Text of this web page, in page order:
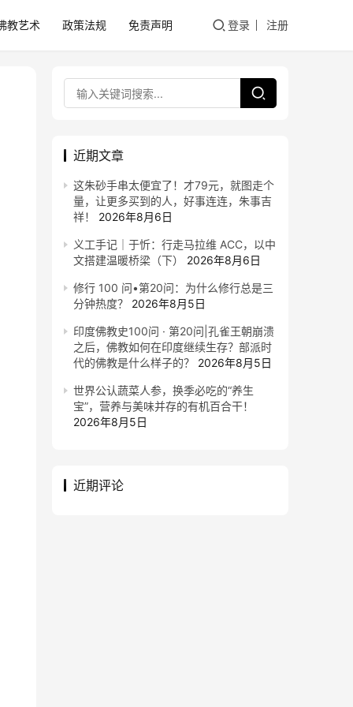
教艺术 政策法规 免责声明 登录 注册
近期文章
这朱砂手串太便宜了！才79元，就图走个
量，让更多买到的人，好事连连，朱事吉
祥！
2026年8月6日
义工手记｜于忻：行走马拉维 ACC，以中
文搭建温暖桥梁（下）
2026年8月6日
修行 100 问•第20问：为什么修行总是三
分钟热度？
2026年8月5日
印度佛教史100问 · 第20问|孔雀王朝崩溃
之后，佛教如何在印度继续生存？部派时
代的佛教是什么样子的？
2026年8月5日
世界公认蔬菜人参，换季必吃的“养生
宝”，营养与美味并存的有机百合干！
2026年8月5日
近期评论